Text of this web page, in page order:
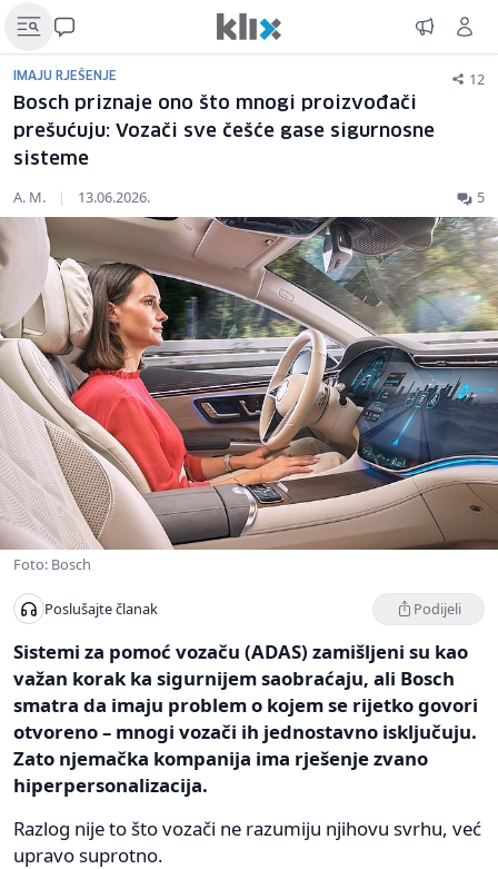
IMAJU RJEŠENJE 12
Bosch priznaje ono što mnogi proizvođači
prešućuju: Vozači sve češće gase sigurnosne
sisteme
A. M. | 13.06.2026. 5
Foto: Bosch
Poslušajte članak Podijeli
Sistemi za pomoć vozaču (ADAS) zamišljeni su kao
važan korak ka sigurnijem saobraćaju, ali Bosch
smatra da imaju problem o kojem se rijetko govori
otvoreno – mnogi vozači ih jednostavno isključuju.
Zato njemačka kompanija ima rješenje zvano
hiperpersonalizacija.
Razlog nije to što vozači ne razumiju njihovu svrhu, već
upravo suprotno.